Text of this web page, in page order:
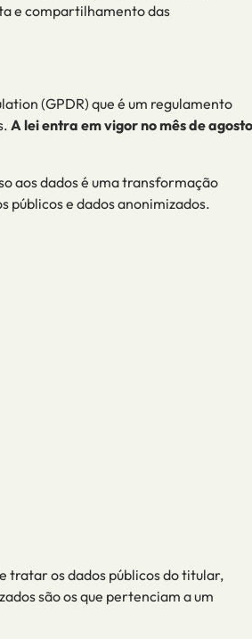
e compartilhamento das
(GPDR) que é um regulamento
A lei entra em vigor no mês de agosto
aos dados é uma transformação
públicos e dados anonimizados.
tratar os dados públicos do titular,
são os que pertenciam a um